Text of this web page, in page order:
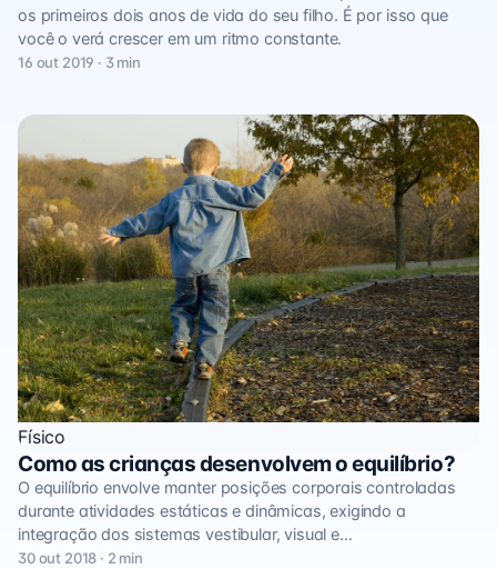
os primeiros dois anos de vida do seu filho. É por isso que
você o verá crescer em um ritmo constante.
16 out 2019 · 3 min
Físico
Como as crianças desenvolvem o equilíbrio?
O equilíbrio envolve manter posições corporais controladas
durante atividades estáticas e dinâmicas, exigindo a
integração dos sistemas vestibular, visual e…
30 out 2018 · 2 min